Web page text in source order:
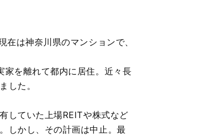
は神奈川県のマンションで、
家を離れて都内に居住。近々長
した。
していた上場REITや株式など
しかし、その計画は中止。最